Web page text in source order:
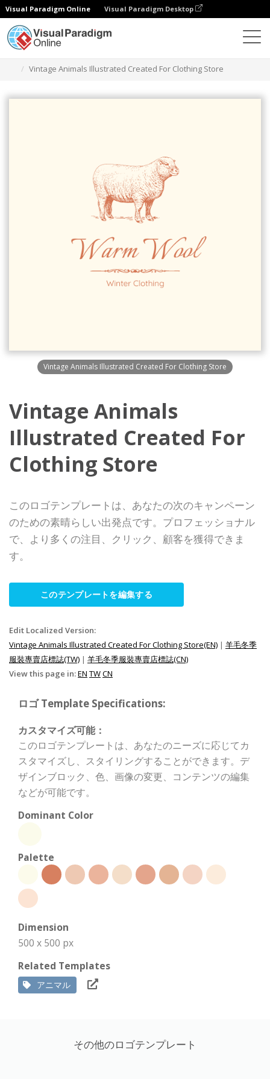
Visual Paradigm Online Visual Paradigm Desktop
Vintage Animals Illustrated Created For Clothing Store
Vintage Animals Illustrated Created For Clothing Store
Vintage Animals
Illustrated Created For
Clothing Store
このロゴテンプレートは、あなたの次のキャンペーン
のための素晴らしい出発点です。プロフェッショナル
で、より多くの注目、クリック、顧客を獲得できま
す。
このテンプレートを編集する
Edit Localized Version:
Vintage Animals Illustrated Created For Clothing Store(EN) | 羊毛冬季
服裝專賣店標誌(TW) | 羊毛冬季服裝專賣店標誌(CN)
View this page in:EN TWCN
ロゴ Template Specifications:
カスタマイズ可能：
このロゴテンプレートは、あなたのニーズに応じてカ
スタマイズし、スタイリングすることができます。デ
ザインブロック、色、画像の変更、コンテンツの編集
などが可能です。
Dominant Color
Palette
Dimension
500 x 500 px
Related Templates
アニマル
その他のロゴテンプレート